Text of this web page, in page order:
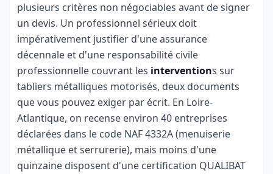
plusieurs critères non négociables avant de signer
un devis. Un professionnel sérieux doit
impérativement justifier d'une assurance
décennale et d'une responsabilité civile
professionnelle couvrant les interventions sur
tabliers métalliques motorisés, deux documents
que vous pouvez exiger par écrit. En Loire-
Atlantique, on recense environ 40 entreprises
déclarées dans le code NAF 4332A (menuiserie
métallique et serrurerie), mais moins d'une
quinzaine disposent d'une certification QUALIBAT